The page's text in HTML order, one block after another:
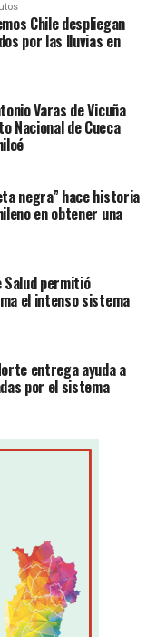
Chile despliegan
por las lluvias en
Varas de Vicuña
Nacional de Cueca
negra” hace historia
en obtener una
Salud permitió
el intenso sistema
entrega ayuda a
por el sistema